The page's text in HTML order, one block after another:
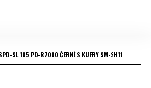
SL 105 PD-R7000 ČERNÉ S KUFRY SM-SH11